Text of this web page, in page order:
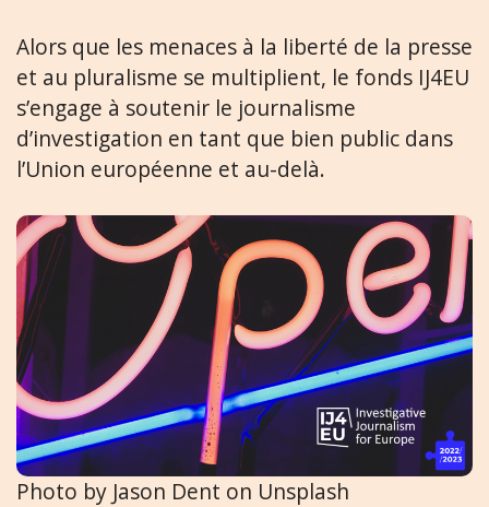
Alors que les menaces à la liberté de la presse
et au pluralisme se multiplient, le fonds IJ4EU
s’engage à soutenir le journalisme
d’investigation en tant que bien public dans
l’Union européenne et au-delà.
Photo by Jason Dent on Unsplash